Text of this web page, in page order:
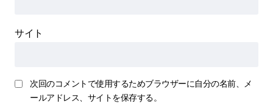
サイト
次回のコメントで使用するためブラウザーに自分の名前、メ
ールアドレス、サイトを保存する。